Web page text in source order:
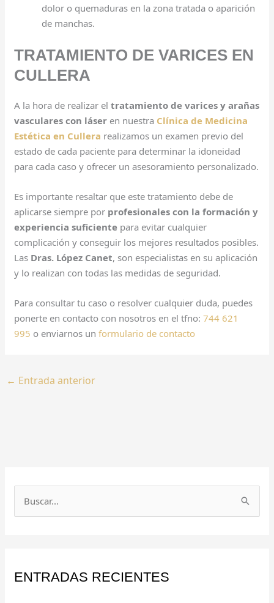
dolor o quemaduras en la zona tratada o aparición
de manchas.
TRATAMIENTO DE VARICES EN
CULLERA
A la hora de realizar eltratamiento de varices y arañas
vasculares con láser en nuestra Clínica de Medicina
Estética en Cullera realizamos un examen previo del
estado de cada paciente para determinar la idoneidad
para cada caso y ofrecer un asesoramiento personalizado.
Es importante resaltar que este tratamiento debe de
aplicarse siempre por profesionales con la formación y
experiencia suficiente para evitar cualquier
complicación y conseguir los mejores resultados posibles.
Las Dras. López Canet, son especialistas en su aplicación
y lo realizan con todas las medidas de seguridad.
Para consultar tu caso o resolver cualquier duda, puedes
ponerte en contacto con nosotros en el tfno:744 621
995 o enviarnos unformulario de contacto
← Entrada anterior
a
ENTRADAS RECIENTES